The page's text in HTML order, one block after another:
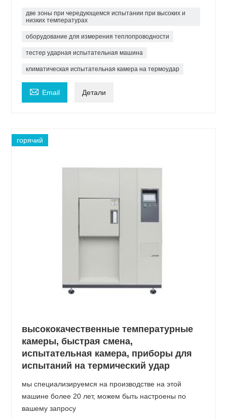
две зоны при чередующемся испытании при высоких и
низких температурах
оборудование для измерения теплопроводности
тестер ударная испытательная машина
климатическая испытательная камера на термоудар
 Email Детали
горячий
высококачественные температурные
камеры, быстрая смена,
испытательная камера, приборы для
испытаний на термический удар
мы специализируемся на производстве на этой
машине более 20 лет, можем быть настроены по
вашему запросу